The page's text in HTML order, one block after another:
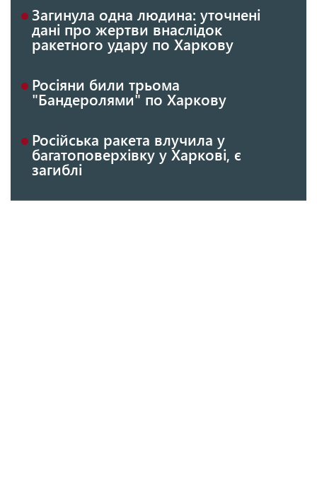
Загинула одна людина: уточнені
дані про жертви внаслідок
ракетного удару по Харкову
Росіяни били трьома
"Бандеролями" по Харкову
Російська ракета влучила у
багатоповерхівку у Харкові, є
загиблі